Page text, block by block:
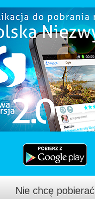
Nie chcę pobierać